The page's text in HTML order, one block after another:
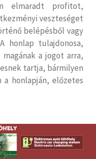
elmaradt profitot,
veszteséget
belépésből vagy
honlap tulajdonosa,
a jogot arra,
tartja, bármilyen
honlapján, előzetes